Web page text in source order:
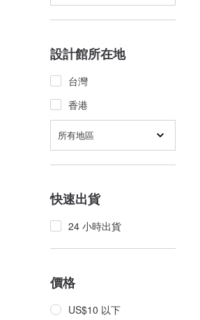
設計館所在地
台灣
香港
所有地區
快速出貨
24 小時出貨
價格
US$10 以下